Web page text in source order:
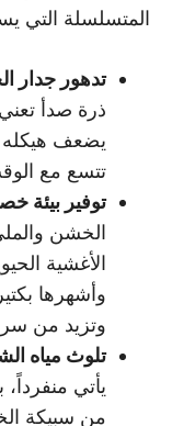
المتسلسلة التي
تدهور جدار
ذرة صدأ
يضعف هيكله
تتسع مع
توفير بيئة
الخشن
الأغشية
وأشهرها
وتزيد من
تلوث مياه
يأتي
من سبيكة